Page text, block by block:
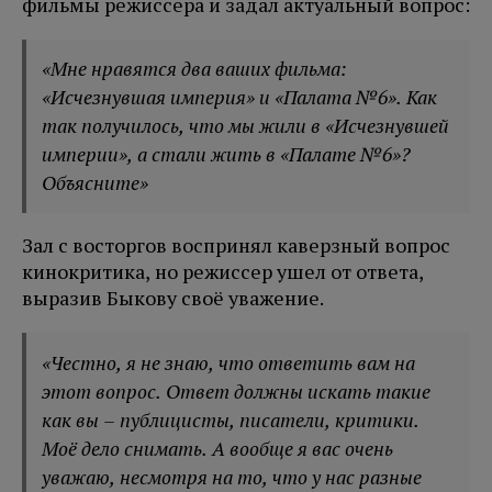
«Мне нравятся два ваших фильма:
«Исчезнувшая империя» и «Палата №6». Как
так получилось, что мы жили в «Исчезнувшей
империи», а стали жить в «Палате №6»?
Объясните»
Зал с восторгов воспринял каверзный вопрос
кинокритика, но режиссер ушел от ответа,
выразив Быкову своё уважение.
«Честно, я не знаю, что ответить вам на
этот вопрос. Ответ должны искать такие
как вы – публицисты, писатели, критики.
Моё дело снимать. А вообще я вас очень
уважаю, несмотря на то, что у нас разные